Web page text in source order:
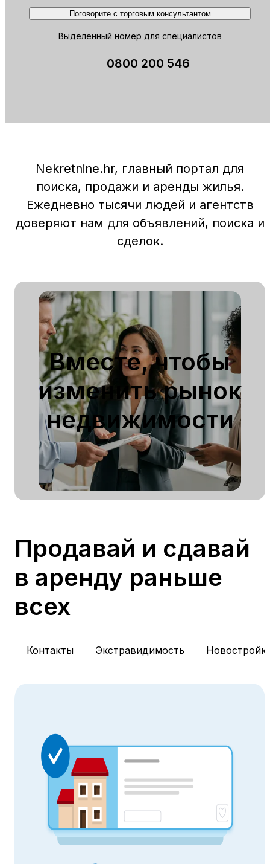
Поговорите с торговым консультантом
Выделенный номер для специалистов
0800 200 546
Nekretnine.hr, главный портал для
поиска, продажи и аренды жилья.
Ежедневно тысячи людей и агентств
доверяют нам для объявлений, поиска и
сделок.
Вместе, чтобы
изменить рынок
недвижимости
Продавай и сдавай
в аренду раньше
всех
Контакты Экстравидимость